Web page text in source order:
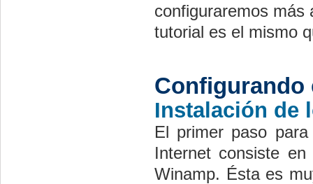
configuraremos más
tutorial es el mismo
Configurando
Instalación de
El primer paso
Internet consiste
Winamp. Ésta es